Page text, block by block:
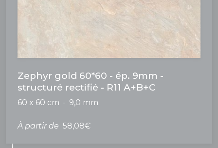
Zephyr gold 60*60 - ép. 9mm -
structuré rectifié - R11 A+B+C
60 x 60 cm 9,0 mm
À partir de 58,08€